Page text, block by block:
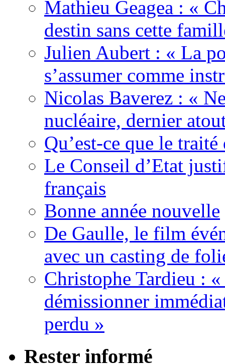
Mathieu Geagea : «
destin sans cette
Julien Aubert : « La
s’assumer comme
Nicolas Baverez : «
nucléaire, dernier
Qu’est-ce que le traité
Le Conseil d’Etat
français
Bonne année nouvelle
De Gaulle, le film
avec un casting de
Christophe Tardieu : «
démissionner
perdu »
Rester informé